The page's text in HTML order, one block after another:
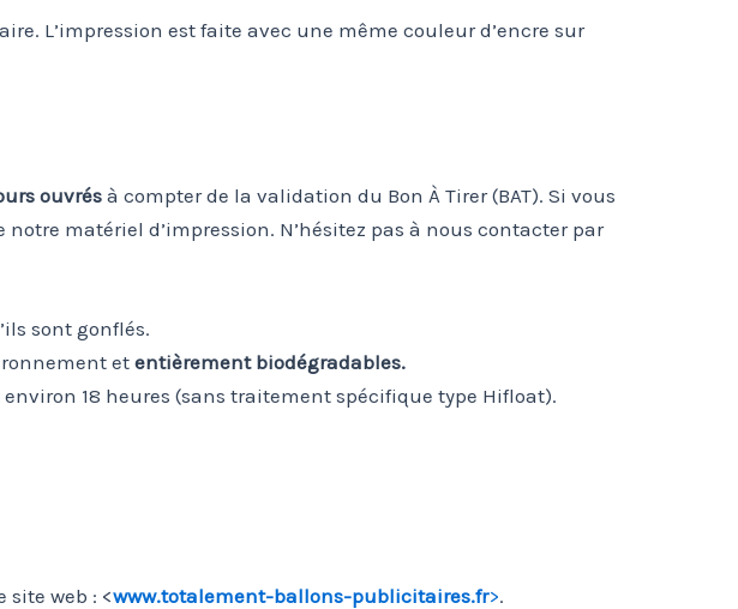
L’impression est faite avec une même couleur d’encre sur
ouvrésà compter de la validation du Bon À Tirer (BAT). Si vous
matériel d’impression. N’hésitez pas à nous contacter par
sont gonflés.
et entièrement biodégradables.
18 heures (sans traitement spécifique type Hifloat).
web : <www.totalement-ballons-publicitaires.fr>.